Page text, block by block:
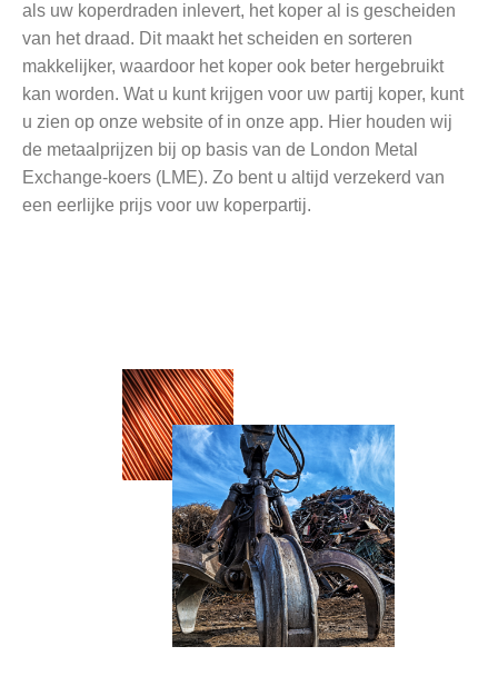
als uw koperdraden inlevert, het koper al is gescheiden
van het draad. Dit maakt het scheiden en sorteren
makkelijker, waardoor het koper ook beter hergebruikt
kan worden. Wat u kunt krijgen voor uw partij koper, kunt
u zien op onze website of in onze app. Hier houden wij
de metaalprijzen bij op basis van de London Metal
Exchange-koers (LME). Zo bent u altijd verzekerd van
een eerlijke prijs voor uw koperpartij.